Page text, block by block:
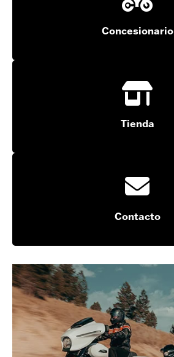
Concesionario
Tienda
Contacto